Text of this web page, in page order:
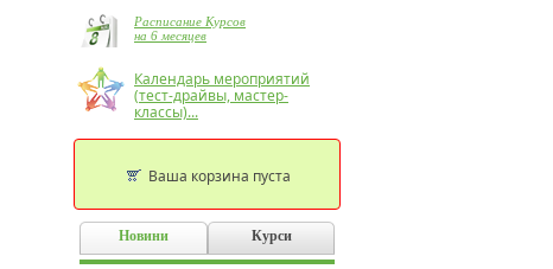
Расписание Курсов
на 6 месяцев
Календарь мероприятий
(тест-драйвы, мастер-
классы)...
Ваша корзина пуста
Новини Курси